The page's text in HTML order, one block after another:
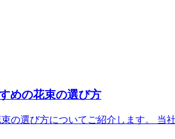
めの花束の選び方
の選び方についてご紹介します。